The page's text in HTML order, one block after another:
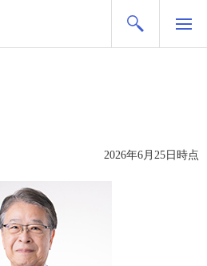
2026年6月25日時点